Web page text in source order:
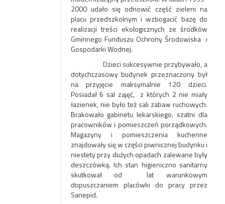
2000 udało się odnowić część zieleni na
placu przedszkolnym i wzbogacić bazę do
realizacji treści ekologicznych ze środków
Gminnego Funduszu Ochrony Środowiska i
Gospodarki Wodnej.
Dzieci sukcesywnie przybywało, a
dotychczasowy budynek przeznaczony był
na przyjęcie maksymalnie 120 dzieci.
Posiadał 6 sal zajęć, z których 2 nie miały
łazienek, nie było też sali zabaw ruchowych.
Brakowało gabinetu lekarskiego, szatni dla
pracowników i pomieszczeń porządkowych.
Magazyny i pomieszczenia kuchenne
znajdowały się w części piwnicznej budynku i
niestety przy dużych opadach zalewane były
deszczówką. Ich stan higieniczno sanitarny
skutkował od lat warunkowym
dopuszczaniem placówki do pracy przez
Sanepid.